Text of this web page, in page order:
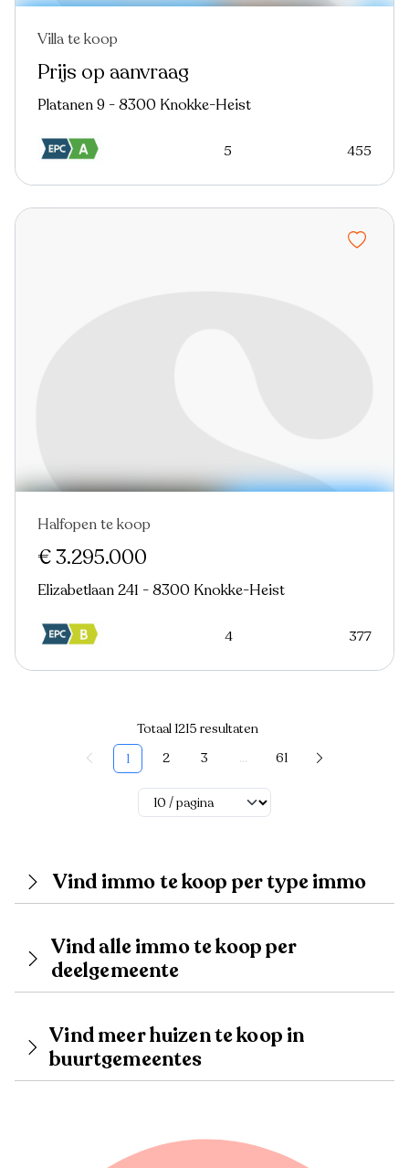
Nieuw
Villa te koop
Prijs op aanvraag
Platanen 9 - 8300 Knokke-Heist
5 455
Nieuw Virtual tour
Halfopen te koop
€ 3.295.000
Elizabetlaan 241 - 8300 Knokke-Heist
4 377
Totaal 1215 resultaten
1
2 3 ... 61
Vind immo te koop per type immo
Vind alle immo te koop per
deelgemeente
Vind meer huizen te koop in
buurtgemeentes